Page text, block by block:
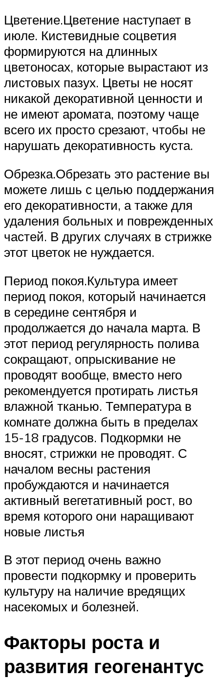
Цветение.Цветение наступает в
июле. Кистевидные соцветия
формируются на длинных
цветоносах, которые вырастают из
листовых пазух. Цветы не носят
никакой декоративной ценности и
не имеют аромата, поэтому чаще
всего их просто срезают, чтобы не
нарушать декоративность куста.
Обрезка.Обрезать это растение вы
можете лишь с целью поддержания
его декоративности, а также для
удаления больных и поврежденных
частей. В других случаях в стрижке
этот цветок не нуждается.
Период покоя.Культура имеет
период покоя, который начинается
в середине сентября и
продолжается до начала марта. В
этот период регулярность полива
сокращают, опрыскивание не
проводят вообще, вместо него
рекомендуется протирать листья
влажной тканью. Температура в
комнате должна быть в пределах
15-18 градусов. Подкормки не
вносят, стрижки не проводят. С
началом весны растения
пробуждаются и начинается
активный вегетативный рост, во
время которого они наращивают
новые листья
В этот период очень важно
провести подкормку и проверить
культуру на наличие вредящих
насекомых и болезней.
Факторы роста и
развития геогенантус